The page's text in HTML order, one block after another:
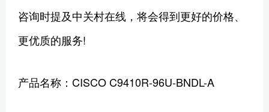
咨询时提及中关村在线，将会得到更好的价格、
更优质的服务!
产品名称：CISCO C9410R-96U-BNDL-A